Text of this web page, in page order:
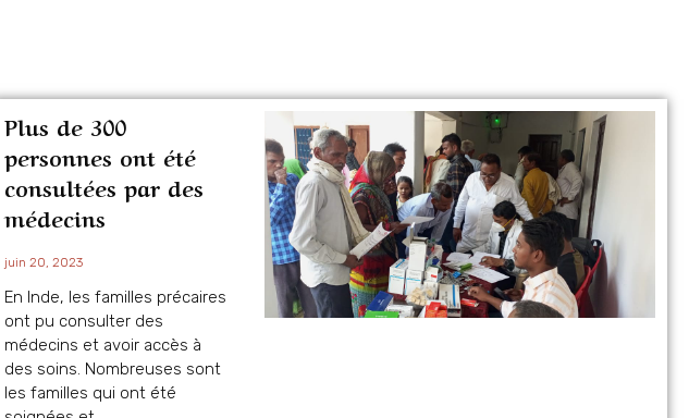
Plus de 300
personnes ont été
consultées par des
médecins
juin 20, 2023
En Inde, les familles précaires
ont pu consulter des
médecins et avoir accès à
des soins. Nombreuses sont
les familles qui ont été